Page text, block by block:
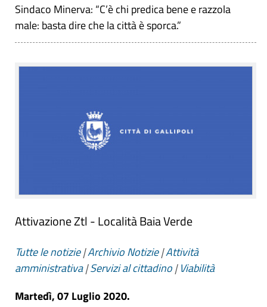
Sindaco Minerva: “C’è chi predica bene e razzola
male: basta dire che la città è sporca.”
Attivazione Ztl - Località Baia Verde
Tutte le notizie|Archivio Notizie|Attività
amministrativa|Servizi al cittadino|Viabilità
Martedì, 07 Luglio 2020.